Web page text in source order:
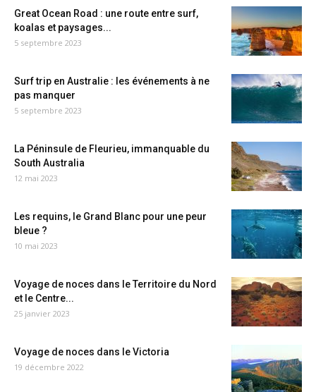
Great Ocean Road : une route entre surf,
koalas et paysages...
5 septembre 2023
Surf trip en Australie : les événements à ne
pas manquer
5 septembre 2023
La Péninsule de Fleurieu, immanquable du
South Australia
12 mai 2023
Les requins, le Grand Blanc pour une peur
bleue ?
10 mai 2023
Voyage de noces dans le Territoire du Nord
et le Centre...
25 janvier 2023
Voyage de noces dans le Victoria
19 décembre 2022